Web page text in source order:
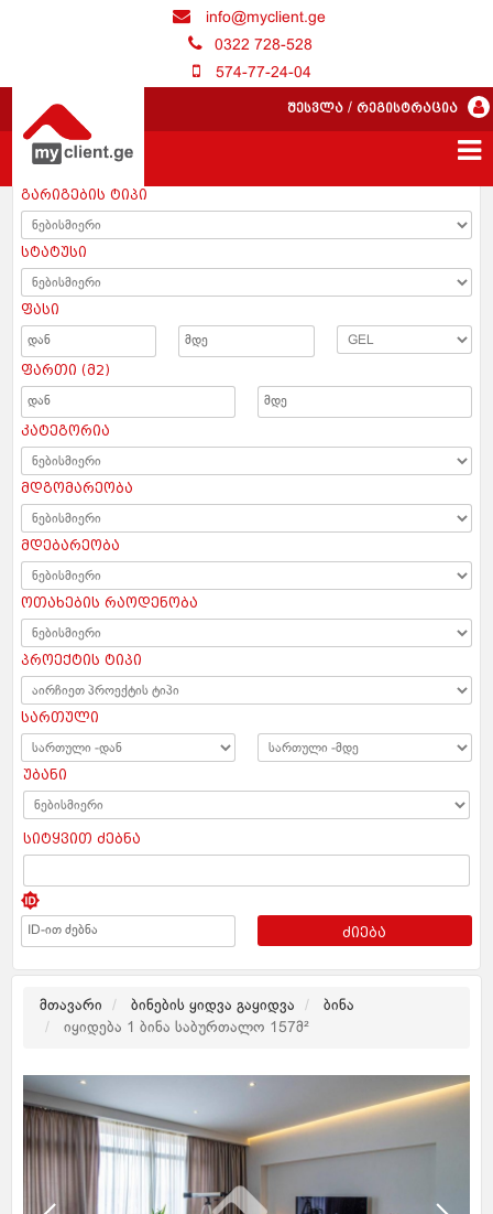
info@myclient.ge
0322 728-528
574-77-24-04
შესვლა / რეგისტრაცია
გარიგების ტიპი
სტატუსი
ფასი
ფართი (მ2)
კატეგორია
მდგომარეობა
მდებარეობა
ოთახების რაოდენობა
პროექტის ტიპი
სართული
უბანი
სიტყვით ძებნა
ძიება
მთავარი ბინების ყიდვა გაყიდვა
ბინა
იყიდება 1 ბინა საბურთალო 157მ²